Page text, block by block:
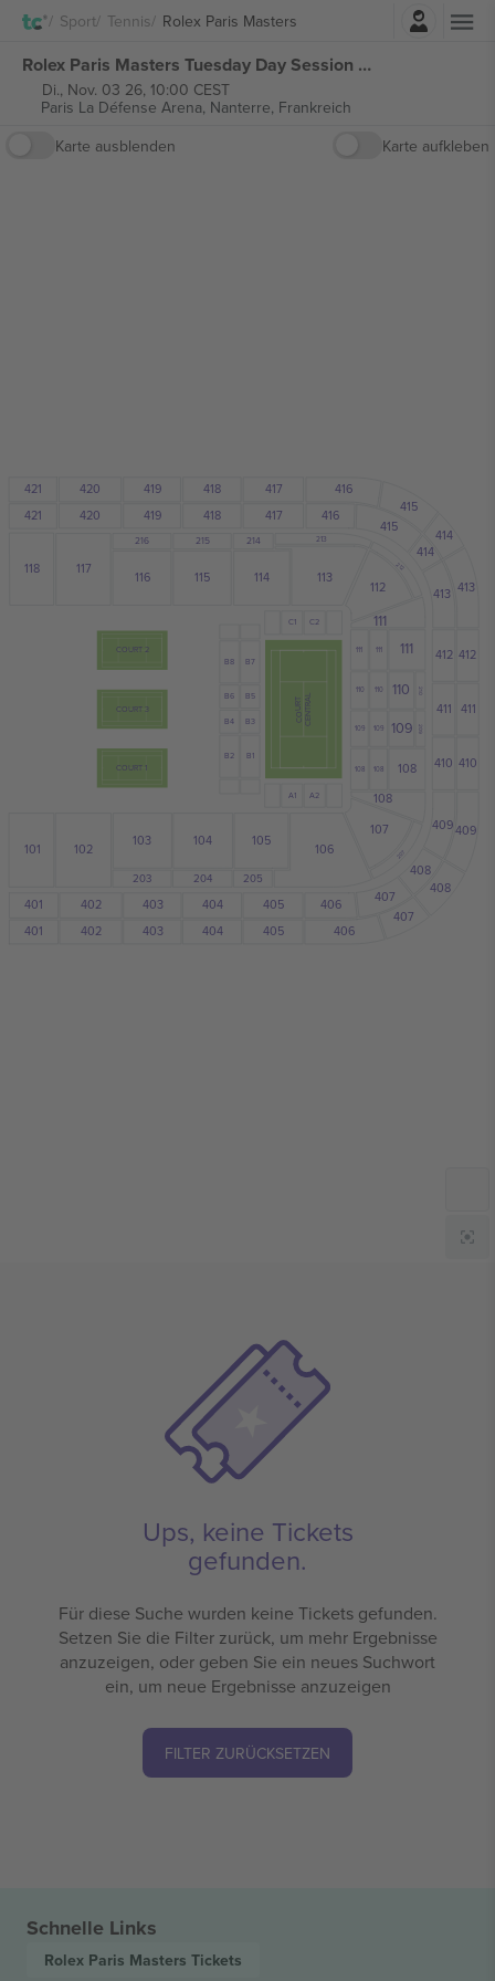
Sport Tennis Rolex Paris MastersEinloggen
Rolex Paris Masters Tuesday Day Session Court 1 tickets
Di., Nov. 03 26, 10:00 CEST
Paris La Défense Arena, Nanterre, Frankreich
Karte ausblenden
Karte aufkleben
C1 C2
B1
B3
B5
B7
A1 A2
109
110
108
111
108
109
110
111
107
112
207
212
111
108
111
110
109
108
106
113
213
104 105
114
115
205
204
214
215
404
418
412
411
410
405 407
406
417 416
415
414
413
409
408
418 417
412
411
410
405
404
416
415
414
413
409
408
407
406
403
402
401
421 420 419
421 420 419
403
402
401
101 102
103
116
117
118
203
216
COURT 3
COURT 2
COURT
B2
B4
B6
B8
COURT 1
CENTRAL
Ups, keine Tickets
gefunden.
Für diese Suche wurden keine Tickets gefunden.
Setzen Sie die Filter zurück, um mehr Ergebnisse
anzuzeigen, oder geben Sie ein neues Suchwort
ein, um neue Ergebnisse anzuzeigen
FILTER ZURÜCKSETZEN
Schnelle Links
Rolex Paris Masters Tickets